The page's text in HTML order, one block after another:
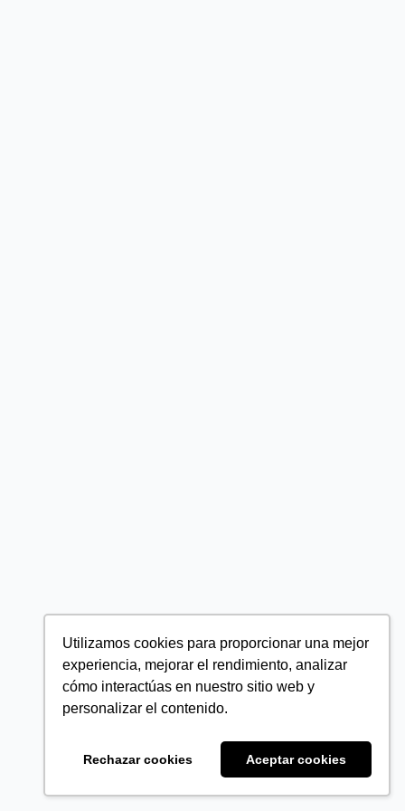
Utilizamos cookies para proporcionar una mejor
experiencia, mejorar el rendimiento, analizar
cómo interactúas en nuestro sitio web y
personalizar el contenido.
Rechazar cookies Aceptar cookies